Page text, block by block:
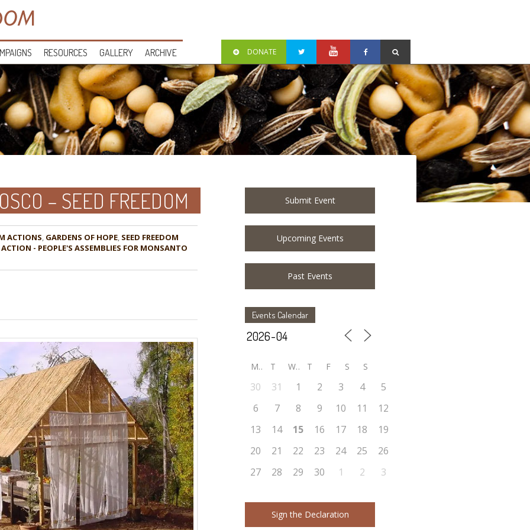
RESOURCES GALLERY ARCHIVE DONATE
– SEED FREEDOM
ACTIONS, GARDENS OF HOPE, SEED FREEDOM
- PEOPLE'S ASSEMBLIES FOR MONSANTO
Submit Event
Upcoming Events
Past Events
Events Calendar
M T W T F S S
30 31 1 2 3 4
5
6
7 8 9 10 11
12
13
14 15 16 17 18
19
20
21 22 23 24 25
26
27
28 29 30 1 2 3
Sign the Declaration